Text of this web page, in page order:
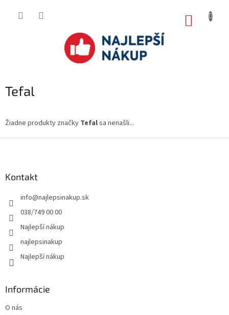
Tefal
Žiadne produkty značky Tefalsa nenašli...
Kontakt
info@najlepsinakup.sk
038/749 00 00
Najlepší nákup
najlepsinakup
Najlepší nákup
Informácie
O nás